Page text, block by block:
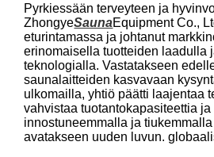
Pyrkiessään terveyteen ja
ZhongyeSaunaEquipment Co.,
eturintamassa ja johtanut
erinomaisella tuotteiden laadulla
teknologialla. Vastatakseen
saunalaitteiden kasvavaan
ulkomailla, yhtiö päätti laajentaa
vahvistaa tuotantokapasiteettia ja
innostuneemmalla ja
avatakseen uuden luvun.